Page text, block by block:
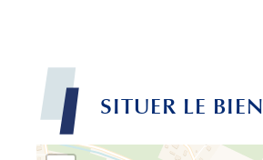
SITUER LE BIEN